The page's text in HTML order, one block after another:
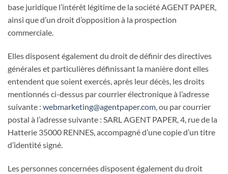
base juridique l’intérêt légitime de la société AGENT PAPER,
ainsi que d’un droit d’opposition à la prospection
commerciale.
Elles disposent également du droit de définir des directives
générales et particulières définissant la manière dont elles
entendent que soient exercés, après leur décès, les droits
mentionnés ci-dessus par courrier électronique à l’adresse
suivante : webmarketing@agentpaper.com, ou par courrier
postal à l’adresse suivante : SARL AGENT PAPER, 4, rue de la
Hatterie 35000 RENNES, accompagné d’une copie d’un titre
d’identité signé.
Les personnes concernées disposent également du droit